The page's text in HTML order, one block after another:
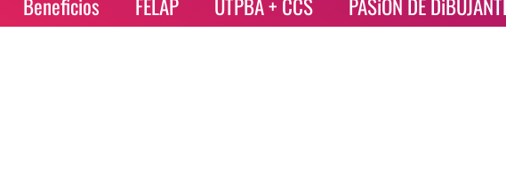
Beneficios FELAP UTPBA + CCS PASiÓN DE